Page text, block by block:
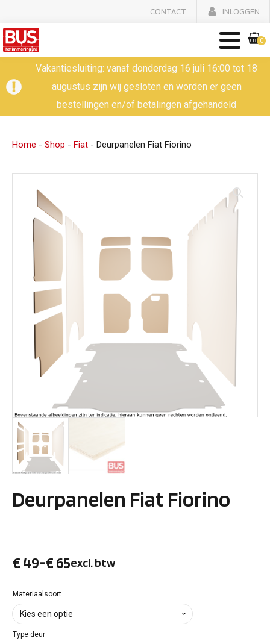
CONTACT INLOGGEN
0
Vakantiesluiting: vanaf donderdag 16 juli 16:00 tot 18
augustus zijn wij gesloten en worden er geen
bestellingen en/of betalingen afgehandeld
Home - Shop - Fiat - Deurpanelen Fiat Fiorino
Deurpanelen Fiat Fiorino
€ 49-€ 65
Prijsklasse:
€ 49
tot
excl. btw
Materiaalsoort
Type deur